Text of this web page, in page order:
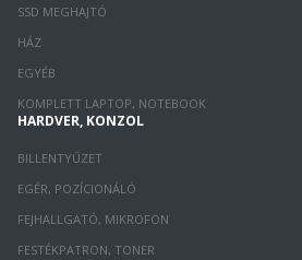
SSD MEGHAJTÓ
HÁZ
EGYÉB
KOMPLETT LAPTOP, NOTEBOOK
HARDVER, KONZOL
BILLENTYŰZET
EGÉR, POZÍCIONÁLÓ
FEJHALLGATÓ, MIKROFON
FESTÉKPATRON, TONER